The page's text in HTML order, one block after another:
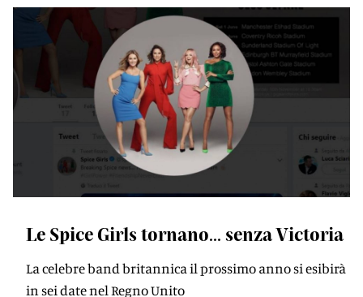
Le Spice Girls tornano... senza Victoria
La celebre band britannica il prossimo anno si esibirà
in sei date nel Regno Unito